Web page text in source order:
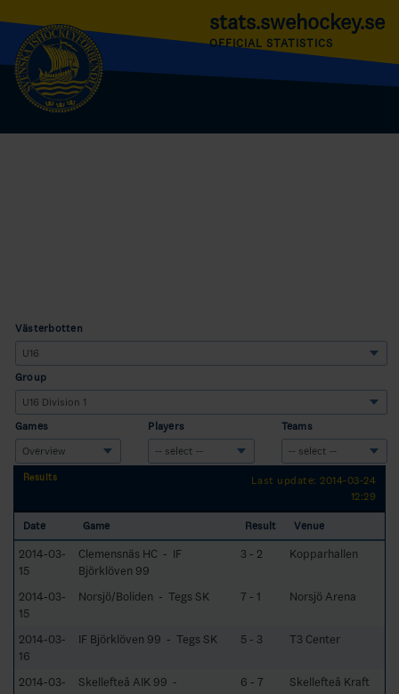
stats.swehockey.se
OFFICIAL STATISTICS
Västerbotten
Group
Games Players Teams
Results
Last update: 2014-03-24
12:29
Date Game Result Venue
2014-03-
15
Clemensnäs HC - IF
Björklöven 99
3 - 2 Kopparhallen
2014-03-
15
Norsjö/Boliden - Tegs SK 7 - 1 Norsjö Arena
2014-03-
16
IF Björklöven 99 - Tegs SK 5 - 3 T3 Center
2014-03-
Skellefteå AIK 99 -
6 - 7
Skellefteå Kraft